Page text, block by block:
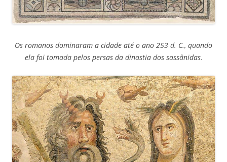
Os romanos dominaram a cidade até o ano 253 d. C., quando
ela foi tomada pelos persas da dinastia dos sassânidas.